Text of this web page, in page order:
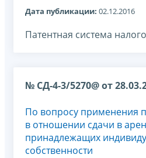
Дата публикации: 02.12.2016
Патентная система
№ СД-4-3/5270@ от
По вопросу применения
в отношении сдачи в
принадлежащих
собственности